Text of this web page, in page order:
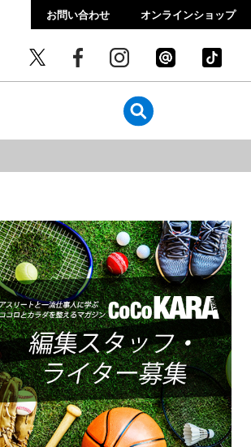
お問い合わせ オンラインショップ